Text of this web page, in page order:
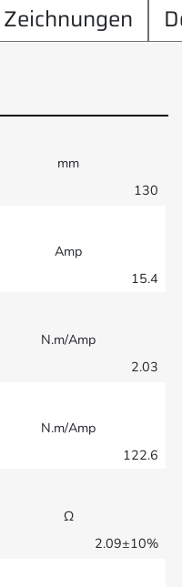
Zeichnungen
mm
130
Amp
15.4
N.m/Amp
2.03
N.m/Amp
122.6
Ω
2.09±10%